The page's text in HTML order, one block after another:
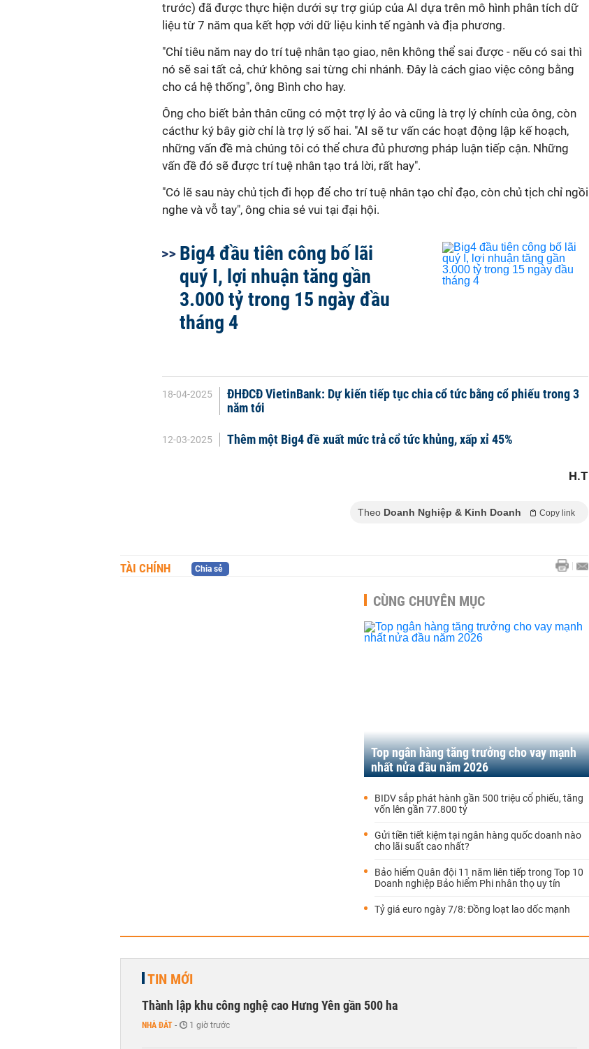
trước) đã được thực hiện dưới sự trợ giúp của AI dựa trên mô hình phân tích dữ
liệu từ 7 năm qua kết hợp với dữ liệu kinh tế ngành và địa phương.
"Chỉ tiêu năm nay do trí tuệ nhân tạo giao, nên không thể sai được - nếu có sai thì
nó sẽ sai tất cả, chứ không sai từng chi nhánh. Đây là cách giao việc công bằng
cho cả hệ thống", ông Bình cho hay.
Ông cho biết bản thân cũng có một trợ lý ảo và cũng là trợ lý chính của ông, còn
cácthư ký bây giờ chỉ là trợ lý số hai. "AI sẽ tư vấn các hoạt động lập kế hoạch,
những vấn đề mà chúng tôi có thể chưa đủ phương pháp luận tiếp cận. Những
vấn đề đó sẽ được trí tuệ nhân tạo trả lời, rất hay".
"Có lẽ sau này chủ tịch đi họp để cho trí tuệ nhân tạo chỉ đạo, còn chủ tịch chỉ ngồi
nghe và vỗ tay", ông chia sẻ vui tại đại hội.
Big4 đầu tiên công bố lãi
quý I, lợi nhuận tăng gần
3.000 tỷ trong 15 ngày đầu
tháng 4
18-04-2025
ĐHĐCĐ VietinBank: Dự kiến tiếp tục chia cổ tức bằng cổ phiếu trong 3
năm tới
12-03-2025 Thêm một Big4 đề xuất mức trả cổ tức khủng, xấp xỉ 45%
H.T
Theo Doanh Nghiệp & Kinh Doanh Copy link
TÀI CHÍNH Chia sẻ
CÙNG CHUYÊN MỤC
Top ngân hàng tăng trưởng cho vay mạnh
nhất nửa đầu năm 2026
BIDV sắp phát hành gần 500 triệu cổ phiếu, tăng
vốn lên gần 77.800 tỷ
Gửi tiền tiết kiệm tại ngân hàng quốc doanh nào
cho lãi suất cao nhất?
Bảo hiểm Quân đội 11 năm liên tiếp trong Top 10
Doanh nghiệp Bảo hiểm Phi nhân thọ uy tín
Tỷ giá euro ngày 7/8: Đồng loạt lao dốc mạnh
TIN MỚI
Thành lập khu công nghệ cao Hưng Yên gần 500 ha
NHÀ ĐẤT - 1 giờ trước